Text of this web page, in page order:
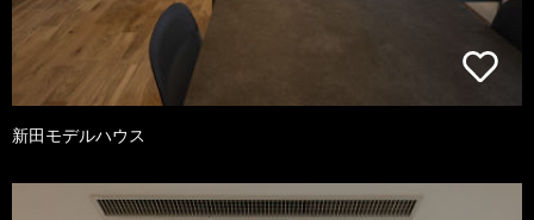
新田モデルハウス